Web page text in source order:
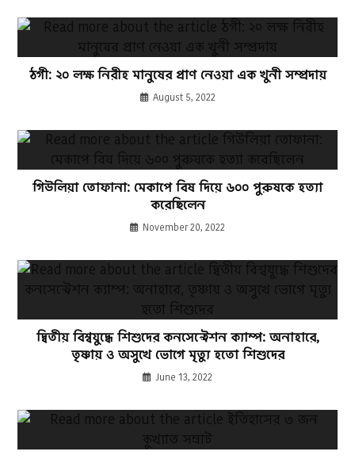
ঠগী: ২০ লক্ষ নিরীহ মানুষের প্রাণ নেওয়া এক খুনী সম্প্রদায়
August 5, 2022
গিউলিয়া তোফানা: মেকাপে বিষ দিয়ে ৬০০ পুরুষকে হত্যা
করেছিলেন
November 20, 2022
দ্বিতীয় বিশ্বযুদ্ধে শিশুদের কনসেন্ট্রেশন ক্যাম্প: অনাহারে,
তৃষ্ণায় ও অসুখে ভোগে মৃত্যু হতো শিশুদের
June 13, 2022